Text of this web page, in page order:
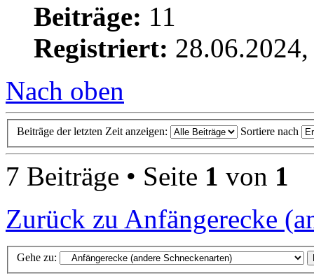
Beiträge: 11
Registriert:
Nach oben
Beiträge der letzten Zeit anzeigen: Sortiere nach
7 Beiträge • Seite 1 von 1
Zurück zu Anfängerecke
Gehe zu: